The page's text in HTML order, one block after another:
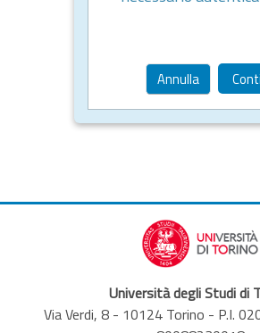
Annulla
Università degli Studi di
Via Verdi, 8 - 10124 Torino - P.I.